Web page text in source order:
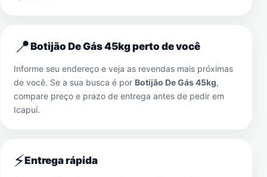
📍Botijão De Gás 45kg perto de você
Informe seu endereço e veja as revendas mais próximas
de você. Se a sua busca é por Botijão De Gás 45kg,
compare preço e prazo de entrega antes de pedir em
Icapuí.
⚡Entrega rápida